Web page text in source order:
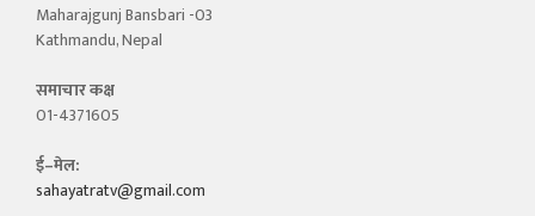
Maharajgunj Bansbari -03
Kathmandu, Nepal
समाचार कक्ष
01-4371605
ई–मेल:
sahayatratv@gmail.com